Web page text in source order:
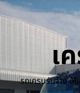
เ
รถเครนรับจ้าง ใ